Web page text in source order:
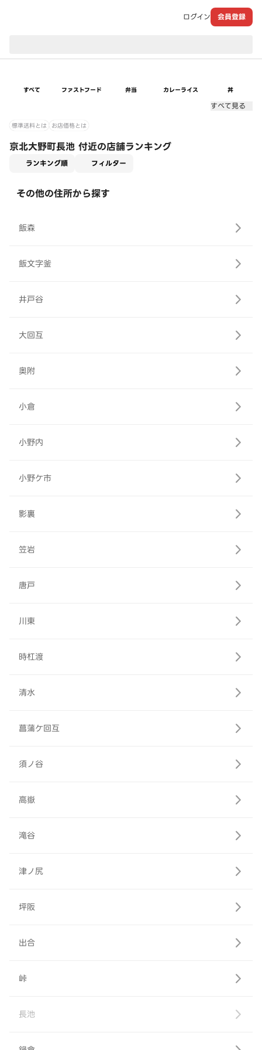
ログイン 会員登録
すべて ファストフード 弁当 カレーライス 丼
すべて見る
標準送料とは お店価格とは
京北大野町長池 付近の店舗ランキング
ランキング順 フィルター
その他の住所から探す
飯森
飯文字釜
井戸谷
大回互
奥附
小倉
小野内
小野ケ市
影裏
笠岩
唐戸
川東
時杠渡
清水
菖蒲ケ回互
須ノ谷
高嶽
滝谷
津ノ尻
坪阪
出合
峠
長池